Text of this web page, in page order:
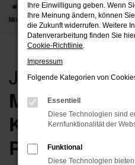
Startseite Geschäftskunden
Mitglieder
JETZT VON
PROFITIEREN
Ihre Einwilligung geben. Wenn
Ihre Meinung ändern, können
die Zukunft widerrufen. Weitere
Datenverarbeitung finden Sie
Cookie-Richtlinie.
Impressum
Folgende Kategorien von
Essentiell
Diese Technologien sind
Kernfunktionalität der
Funktional
Diese Technologien